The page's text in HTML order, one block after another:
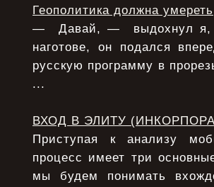
Геополитика должна умереть
— Давай, — выдохнул я,
наготове, он подался
русскую программу в
...
ВХОД В ЭЛИТУ
Приступая к анализу
процесс имеет три
мы будем понимать